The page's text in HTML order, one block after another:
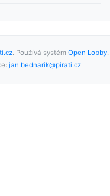
. Používá systém Open Lobby.
jan.bednarik@pirati.cz